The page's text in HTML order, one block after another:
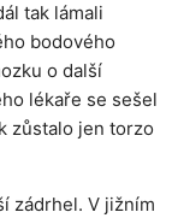
tak lámali
bodového
o další
lékaře se sešel
zůstalo jen torzo
zádrhel. V jižním